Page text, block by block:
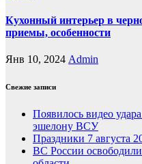
Кухонный интерьер в
приемы, особенности
Янв 10, 2024 Admin
Свежие записи
Появилось видео
эшелону ВСУ
Праздники 7 августа
ВС России